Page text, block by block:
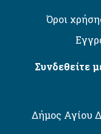
Όροι
Συνδεθείτε
Δήμος Αγίου